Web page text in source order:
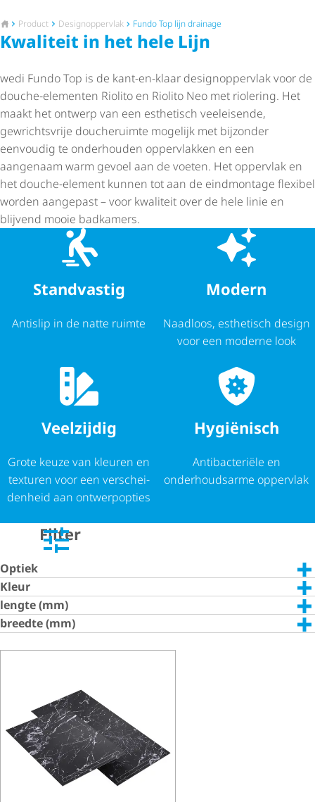
Naar de startpagina
Product Desig­nop­per­vlak Fundo Top lijn drainage
Kwaliteit in het hele Lijn
wedi Fundo Top is de kant-en-klaar desig­nop­per­vlak voor de
douche-elementen Riolito en Riolito Neo met riolering. Het
maakt het ontwerp van een esthetisch veeleisende,
gewrichtsvrije doucheruimte mogelijk met bijzonder
eenvoudig te onderhouden oppervlakken en een
aangenaam warm gevoel aan de voeten. Het oppervlak en
het douche-element kunnen tot aan de eindmontage flexibel
worden aangepast – voor kwaliteit over de hele linie en
blijvend mooie badkamers.
Standvastig
Antislip in de natte ruimte
Modern
Naadloos, esthetisch design
voor een moderne look
Veelzijdig
Grote keuze van kleuren en
texturen voor een verschei­
den­heid aan ontwerpopties
Hygiënisch
Antibacteriële en
onderhoudsarme oppervlak
Filter
Optiek
Kleur
lengte (mm)
breedte (mm)